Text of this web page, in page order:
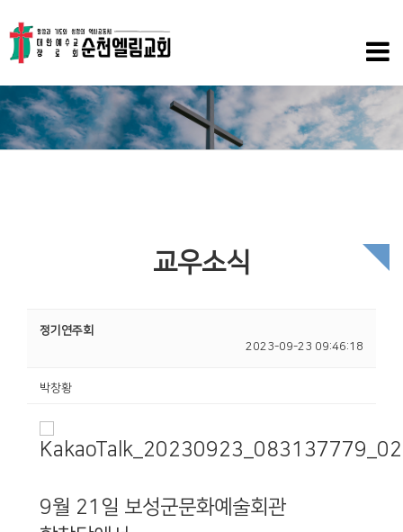
교우소식
정기연주회
2023-09-23 09:46:18
박창황
9월 21일 보성군문화예술회관